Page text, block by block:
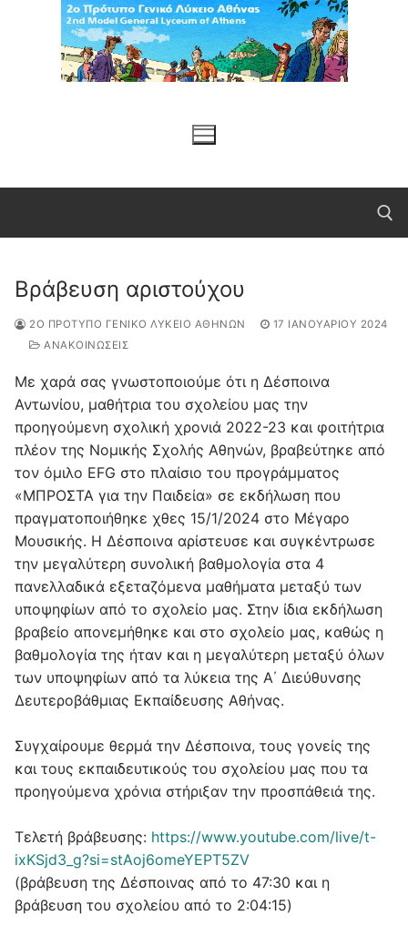
Μετάβαση
περιεχόμενο
Αναζήτηση για:
Βράβευση αριστούχου
2Ο ΠΡΌΤΥΠΟ ΓΕΝΙΚΌ ΛΎΚΕΙΟ ΑΘΗΝΏΝ
17 ΙΑΝΟΥΑΡΊΟΥ 2024
ΑΝΑΚΟΙΝΩΣΕΙΣ
Με χαρά σας γνωστοποιούμε ότι η Δέσποινα
Αντωνίου, μαθήτρια του σχολείου μας την
προηγούμενη σχολική χρονιά 2022-23 και φοιτήτρια
πλέον της Νομικής Σχολής Αθηνών, βραβεύτηκε από
τον όμιλο EFG στο πλαίσιο του προγράμματος
«ΜΠΡΟΣΤΑ για την Παιδεία» σε εκδήλωση που
πραγματοποιήθηκε χθες 15/1/2024 στο Μέγαρο
Μουσικής. Η Δέσποινα αρίστευσε και συγκέντρωσε
την μεγαλύτερη συνολική βαθμολογία στα 4
πανελλαδικά εξεταζόμενα μαθήματα μεταξύ των
υποψηφίων από το σχολείο μας. Στην ίδια εκδήλωση
βραβείο απονεμήθηκε και στο σχολείο μας, καθώς η
βαθμολογία της ήταν και η μεγαλύτερη μεταξύ όλων
των υποψηφίων από τα λύκεια της Α΄ Διεύθυνσης
Δευτεροβάθμιας Εκπαίδευσης Αθήνας.
Συγχαίρουμε θερμά την Δέσποινα, τους γονείς της
και τους εκπαιδευτικούς του σχολείου μας που τα
προηγούμενα χρόνια στήριξαν την προσπάθειά της.
Τελετή βράβευσης: https://www.youtube.com/live/t-
ixKSjd3_g?si=stAoj6omeYEPT5ZV
(βράβευση της Δέσποινας από το 47:30 και η
βράβευση του σχολείου από το 2:04:15)